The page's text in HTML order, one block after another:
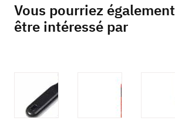
Vous pourriez également
être intéressé par